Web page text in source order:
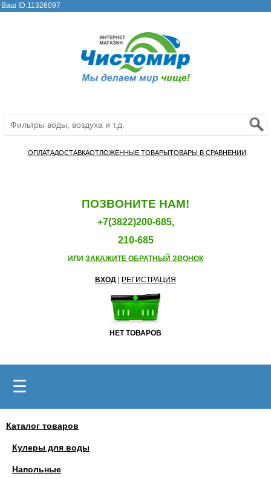
Ваш ID:11326097
ОПЛАТАДОСТАВКАОТЛОЖЕННЫЕ ТОВАРЫТОВАРЫ В СРАВНЕНИИ
ПОЗВОНИТЕ НАМ!
+7(3822)200-685,
210-685
ИЛИ ЗАКАЖИТЕ ОБРАТНЫЙ ЗВОНОК
ВХОД РЕГИСТРАЦИЯ
НЕТ ТОВАРОВ
☰
Каталог товаров
Кулеры для воды
Напольные